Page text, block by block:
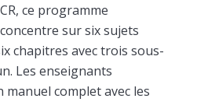
ce programme
sur six sujets
chapitres avec trois sous-
Les enseignants
complet avec les